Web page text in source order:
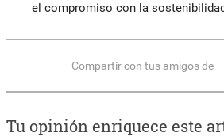
el compromiso con la
Compartir con tus amigos de
Tu opinión enriquece este